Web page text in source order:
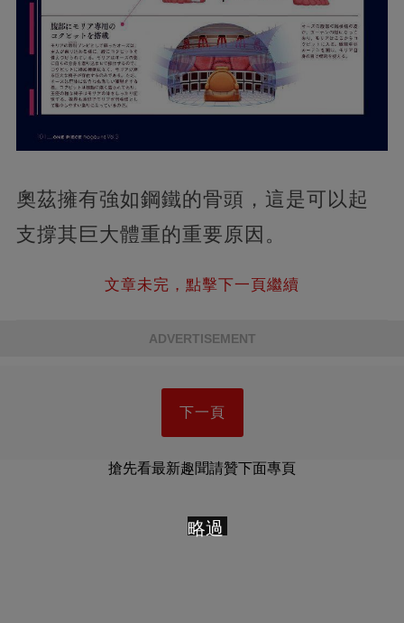
奧茲擁有強如鋼鐵的骨頭，這是可以起
支撐其巨大體重的重要原因。
文章未完，點擊下一頁繼續
ADVERTISEMENT
下一頁
搶先看最新趣聞請贊下面專頁
略過